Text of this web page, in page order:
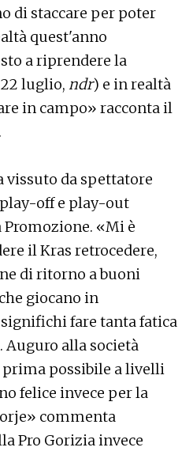
di staccare per poter
quest'anno
a riprendere la
luglio, ndr) e in realtà
in campo» racconta il
da spettatore
off e play-out
Promozione. «Mi è
il Kras retrocedere,
di ritorno a buoni
giocano in
significhi fare tanta fatica
Auguro alla società
possibile a livelli
felice invece per la
commenta
Pro Gorizia invece